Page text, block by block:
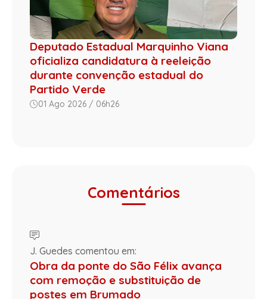
Deputado Estadual Marquinho Viana
oficializa candidatura à reeleição
durante convenção estadual do
Partido Verde
01 Ago 2026 / 06h26
Comentários
J. Guedes comentou em:
Obra da ponte do São Félix avança
com remoção e substituição de
postes em Brumado